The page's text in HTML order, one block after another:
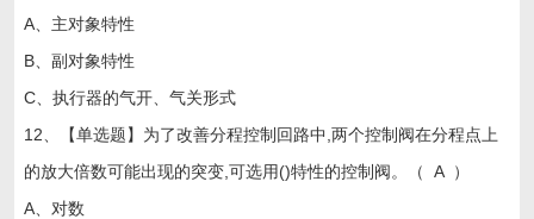
A、主对象特性
B、副对象特性
C、执行器的气开、气关形式
12、【单选题】为了改善分程控制回路中,两个控制阀在分程点上
的放大倍数可能出现的突变,可选用()特性的控制阀。（ A ）
A、对数